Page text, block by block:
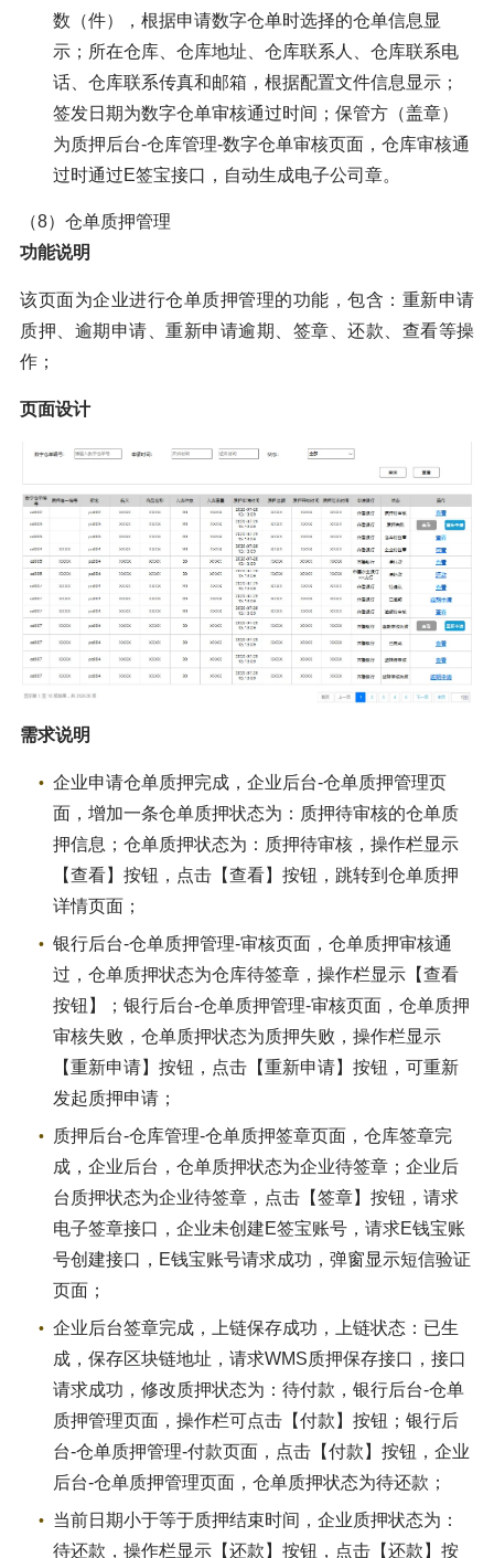
数（件），根据申请数字仓单时选择的仓单信息显
示；所在仓库、仓库地址、仓库联系人、仓库联系电
话、仓库联系传真和邮箱，根据配置文件信息显示；
签发日期为数字仓单审核通过时间；保管方（盖章）
为质押后台-仓库管理-数字仓单审核页面，仓库审核通
过时通过E签宝接口，自动生成电子公司章。
（8）仓单质押管理
功能说明
该页面为企业进行仓单质押管理的功能，包含：重新申请
质押、逾期申请、重新申请逾期、签章、还款、查看等操
作；
页面设计
需求说明
企业申请仓单质押完成，企业后台-仓单质押管理页
面，增加一条仓单质押状态为：质押待审核的仓单质
押信息；仓单质押状态为：质押待审核，操作栏显示
【查看】按钮，点击【查看】按钮，跳转到仓单质押
详情页面；
银行后台-仓单质押管理-审核页面，仓单质押审核通
过，仓单质押状态为仓库待签章，操作栏显示【查看
按钮】；银行后台-仓单质押管理-审核页面，仓单质押
审核失败，仓单质押状态为质押失败，操作栏显示
【重新申请】按钮，点击【重新申请】按钮，可重新
发起质押申请；
质押后台-仓库管理-仓单质押签章页面，仓库签章完
成，企业后台，仓单质押状态为企业待签章；企业后
台质押状态为企业待签章，点击【签章】按钮，请求
电子签章接口，企业未创建E签宝账号，请求E钱宝账
号创建接口，E钱宝账号请求成功，弹窗显示短信验证
页面；
企业后台签章完成，上链保存成功，上链状态：已生
成，保存区块链地址，请求WMS质押保存接口，接口
请求成功，修改质押状态为：待付款，银行后台-仓单
质押管理页面，操作栏可点击【付款】按钮；银行后
台-仓单质押管理-付款页面，点击【付款】按钮，企业
后台-仓单质押管理页面，仓单质押状态为待还款；
当前日期小于等于质押结束时间，企业质押状态为：
待还款，操作栏显示【还款】按钮，点击【还款】按